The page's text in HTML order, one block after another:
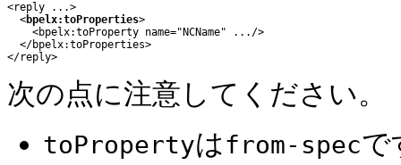
<reply ...>
  <
bpelx:toProperties>
    <bpelx:toProperty name="NCName" .../>
  </bpelx:toProperties>
次の点に注意してください。
toPropertyはfrom-specで